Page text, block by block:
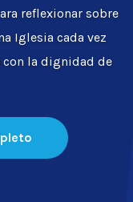
reflexionar sobre
Iglesia cada vez
la dignidad de